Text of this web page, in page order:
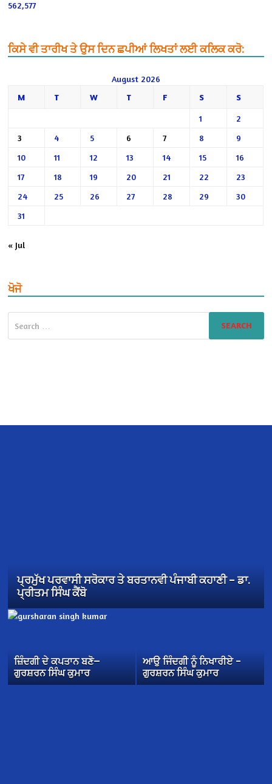
562,577
ਕਿਸੇ ਵੀ ਤਾਰੀਖ ਤੇ ਉਸ ਦਿਨ ਛਪੀਆਂ ਲਿਖਤਾਂ ਲਈ ਕਲਿਕ ਕਰੋ:
August 2026
M
T W T F S S
1
2
3
4 5 6 7 8
9
10
11 12 13 14 15
16
17
18 19 20 21 22
23
24
25 26 27 28 29
30
31
« Jul
ਖੋਜੋ
for:
ਪ੍ਰਮੁੱਖ ਪਰਵਾਸੀ ਸਰੋਕਾਰ ਤੇ ਬਰਤਾਨਵੀ ਪੰਜਾਬੀ ਕਹਾਣੀ – ਡਾ.
ਪ੍ਰੀਤਮ ਸਿੰਘ ਕੈਂਬੋ
ਜ਼ਿੰਦਗੀ ਦੇ ਕਪਤਾਨ ਬਣੋ—
ਗੁਰਸ਼ਰਨ ਸਿੰਘ ਕੁਮਾਰ
ਆਉ ਜਿੰਦਗੀ ਨੂੰ ਨਿਖਾਰੀਏ –
ਗੁਰਸ਼ਰਨ ਸਿੰਘ ਕੁਮਾਰ